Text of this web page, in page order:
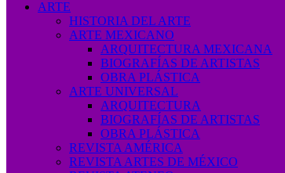
ARTE
HISTORIA DEL ARTE
ARTE MEXICANO
ARQUITECTURA MEXICANA
BIOGRAFÍAS DE ARTISTAS
OBRA PLÁSTICA
ARTE UNIVERSAL
ARQUITECTURA
BIOGRAFÍAS DE ARTISTAS
OBRA PLÁSTICA
REVISTA AMÉRICA
REVISTA ARTES DE MÉXICO